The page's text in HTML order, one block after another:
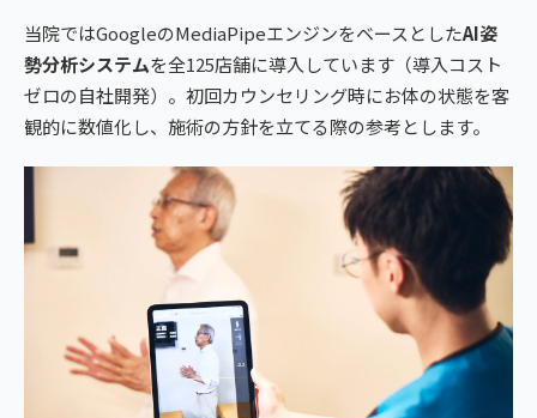
当院ではGoogleのMediaPipeエンジンをベースとしたAI姿
勢分析システムを全125店舗に導入しています（導入コスト
ゼロの自社開発）。初回カウンセリング時にお体の状態を客
観的に数値化し、施術の方針を立てる際の参考とします。